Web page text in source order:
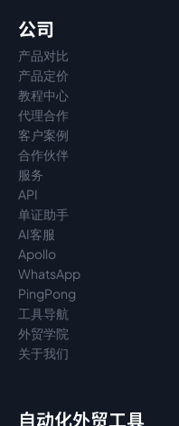
公司
产品对比
产品定价
教程中心
代理合作
客户案例
合作伙伴
服务
API
单证助手
AI客服
Apollo
WhatsApp
PingPong
工具导航
外贸学院
关于我们
自动化外贸工具